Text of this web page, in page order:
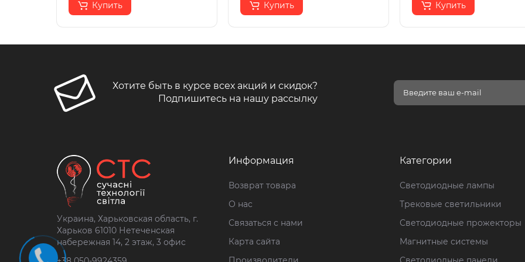
Купить Купить Купить
Хотите быть в курсе всех акций и скидок?
Подпишитесь на нашу рассылку
Украина, Харьковская область, г.
Харьков 61010 Нетеченская
набережная 14, 2 этаж, 3 офис
Информация
Возврат товара
О нас
Связаться с нами
Карта сайта
Категории
Светодиодные лампы
Трековые светильники
Светодиодные прожекторы
Магнитные системы